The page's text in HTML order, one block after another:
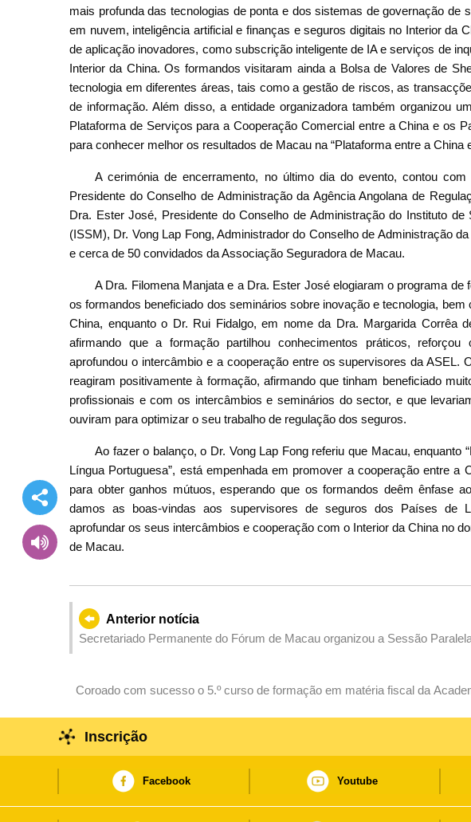
mais profunda das tecnologias de ponta e dos sistemas de governação de
em nuvem, inteligência artificial e finanças e seguros digitais no Interior da
de aplicação inovadores, como subscrição inteligente de IA e serviços de
Interior da China. Os formandos visitaram ainda a Bolsa de Valores de
tecnologia em diferentes áreas, tais como a gestão de riscos, as
de informação. Além disso, a entidade organizadora também organizou
Plataforma de Serviços para a Cooperação Comercial entre a China e os
para conhecer melhor os resultados de Macau na “Plataforma entre a China
A cerimónia de encerramento, no último dia do evento, contou
Presidente do Conselho de Administração da Agência Angolana de
Dra. Ester José, Presidente do Conselho de Administração do Instituto
(ISSM), Dr. Vong Lap Fong, Administrador do Conselho de Administração
e cerca de 50 convidados da Associação Seguradora de Macau.
A Dra. Filomena Manjata e a Dra. Ester José elogiaram o programa de
os formandos beneficiado dos seminários sobre inovação e tecnologia,
China, enquanto o Dr. Rui Fidalgo, em nome da Dra. Margarida Corrêa
afirmando que a formação partilhou conhecimentos práticos,
aprofundou o intercâmbio e a cooperação entre os supervisores da ASEL.
reagiram positivamente à formação, afirmando que tinham beneficiado
profissionais e com os intercâmbios e seminários do sector, e que
ouviram para optimizar o seu trabalho de regulação dos seguros.
Ao fazer o balanço, o Dr. Vong Lap Fong referiu que Macau, enquanto
Língua Portuguesa”, está empenhada em promover a cooperação entre a
para obter ganhos mútuos, esperando que os formandos deêm ênfase
damos as boas-vindas aos supervisores de seguros dos Países de
aprofundar os seus intercâmbios e cooperação com o Interior da China no
de Macau.
Anterior notícia
Secretariado Permanente do Fórum de Macau organizou a Sessão
Coroado com sucesso o 5.º curso de formação em matéria fiscal da
Inscrição
Facebook Youtube